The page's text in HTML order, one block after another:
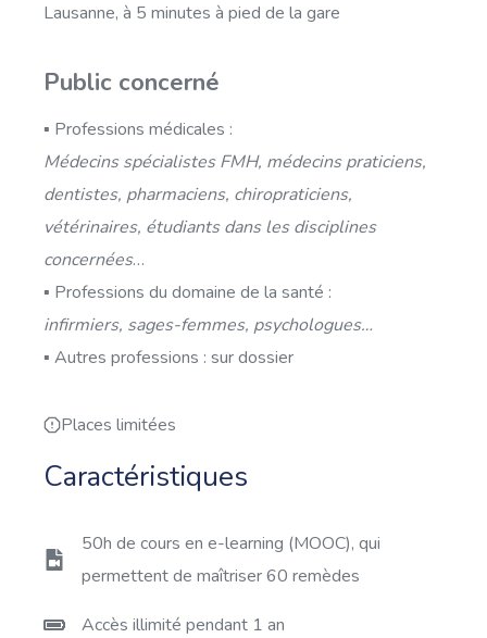
Lausanne, à 5 minutes à pied de la gare
Public concerné
▪ Professions médicales :
Médecins spécialistes FMH, médecins praticiens,
dentistes, pharmaciens, chiropraticiens,
vétérinaires, étudiants dans les disciplines
concernées…
▪ Professions du domaine de la santé :
infirmiers, sages-femmes, psychologues…
▪ Autres professions : sur dossier
Places limitées
Caractéristiques
50h de cours en e-learning (MOOC), qui
permettent de maîtriser 60 remèdes
Accès illimité pendant 1 an